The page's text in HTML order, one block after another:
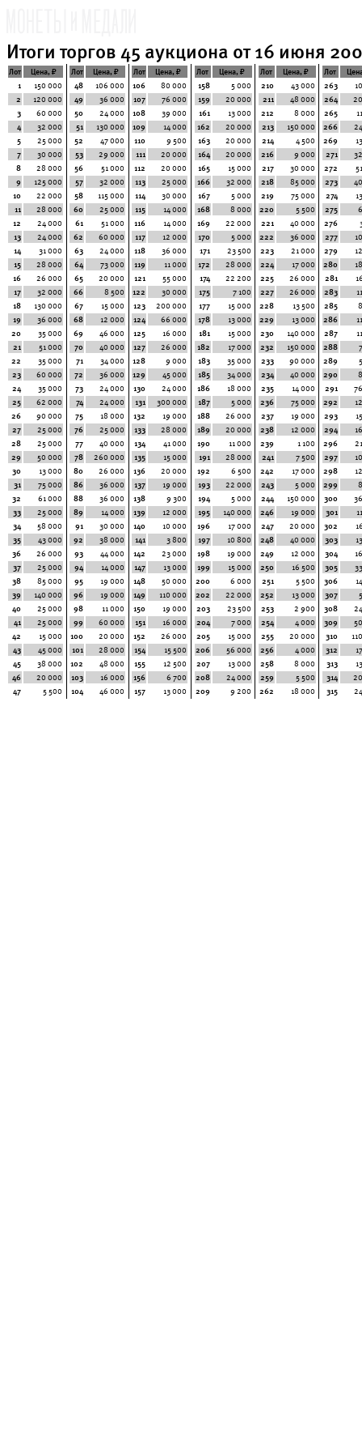
Итоги торгов 45 аукциона от 16 июня
Лот
Цена, ₽
1
150 000
2
120 000
3
60 000
4
32 000
5
25 000
7
30 000
8
28 000
9
125 000
10
22 000
11
28 000
12
24 000
13
24 000
14
31 000
15
28 000
16
26 000
17
32 000
18
130 000
19
36 000
20
35 000
21
51 000
22
35 000
23
60 000
24
35 000
25
62 000
26
90 000
27
25 000
28
25 000
29
50 000
30
13 000
31
75 000
32
61 000
33
25 000
34
58 000
35
43 000
36
26 000
37
25 000
38
85 000
39
140 000
40
25 000
41
25 000
42
15 000
43
45 000
45
38 000
46
20 000
47
5 500
Лот
Цена, ₽
48
106 000
49
36 000
50
24 000
51
130 000
52
47 000
53
29 000
56
51 000
57
32 000
58
115 000
60
25 000
61
51 000
62
60 000
63
24 000
64
73 000
65
20 000
66
8 500
67
15 000
68
12 000
69
46 000
70
40 000
71
34 000
72
36 000
73
24 000
74
24 000
75
18 000
76
25 000
77
40 000
78
260 000
80
26 000
86
36 000
88
36 000
89
14 000
91
30 000
92
38 000
93
44 000
94
14 000
95
19 000
96
19 000
98
11 000
99
60 000
100
20 000
101
28 000
102
48 000
103
16 000
104
46 000
Лот
Цена, ₽
106
80 000
107
76 000
108
39 000
109
14 000
110
9 500
111
20 000
112
20 000
113
25 000
114
30 000
115
14 000
116
14 000
117
12 000
118
36 000
119
11 000
121
55 000
122
30 000
123
200 000
124
66 000
125
16 000
127
26 000
128
9 000
129
45 000
130
24 000
131
300 000
132
19 000
133
28 000
134
41 000
135
15 000
136
20 000
137
19 000
138
9 300
139
12 000
140
10 000
141
3 800
142
23 000
147
13 000
148
50 000
149
110 000
150
19 000
151
16 000
152
26 000
154
15 500
155
12 500
156
6 700
157
13 000
Лот
Цена, ₽
158
5 000
159
20 000
161
13 000
162
20 000
163
20 000
164
20 000
165
15 000
166
32 000
167
5 000
168
8 000
169
22 000
170
5 000
171
23 500
172
28 000
174
22 200
175
7 100
177
15 000
178
13 000
181
15 000
182
17 000
183
35 000
185
34 000
186
18 000
187
5 000
188
26 000
189
20 000
190
11 000
191
28 000
192
6 500
193
22 000
194
5 000
195
140 000
196
17 000
197
10 800
198
19 000
199
15 000
200
6 000
202
22 000
203
23 500
204
7 000
205
15 000
206
56 000
207
13 000
208
24 000
209
9 200
Лот
Цена, ₽
210
43 000
211
48 000
212
8 000
213
150 000
214
4 500
216
9 000
217
30 000
218
85 000
219
75 000
220
5 500
221
40 000
222
36 000
223
21 000
224
17 000
225
26 000
227
26 000
228
13 500
229
13 000
230
140 000
232
150 000
233
90 000
234
40 000
235
14 000
236
75 000
237
19 000
238
12 000
239
1 100
241
7 500
242
17 000
243
5 000
244
150 000
246
19 000
247
20 000
248
40 000
249
12 000
250
16 500
251
5 500
252
13 000
253
2 900
254
4 000
255
20 000
256
4 000
258
8 000
259
5 500
262
18 000
Лот
263
264
265
266
269
271
272
273
274
275
276
277
279
280
281
283
285
286
287
288
289
290
291
292
293
294
296
297
298
299
300
301
302
303
304
305
306
307
308
309
310
312
313
314
315